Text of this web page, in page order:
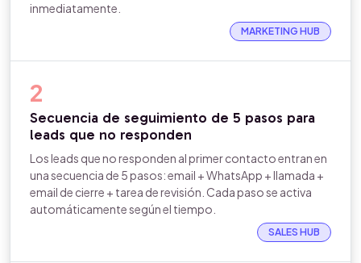
inmediatamente.
MARKETING HUB
2
Secuencia de seguimiento de 5 pasos para
leads que no responden
Los leads que no responden al primer contacto entran en
una secuencia de 5 pasos: email + WhatsApp + llamada +
email de cierre + tarea de revisión. Cada paso se activa
automáticamente según el tiempo.
SALES HUB